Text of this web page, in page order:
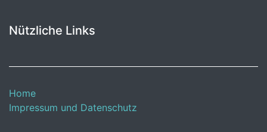
Nützliche Links
Home
Impressum und Datenschutz